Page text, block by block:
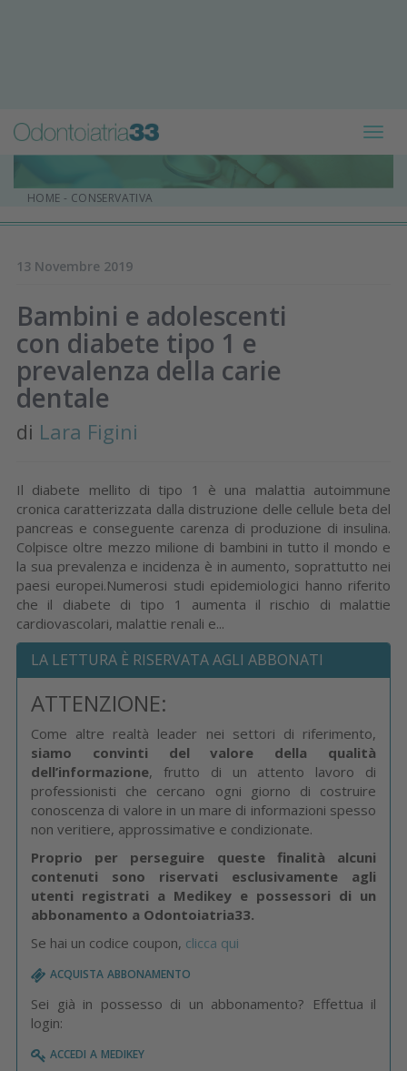
HOME - CONSERVATIVA
13 Novembre 2019
Bambini e adolescenti
con diabete tipo 1 e
prevalenza della carie
dentale
di Lara Figini
Il diabete mellito di tipo 1 è una malattia autoimmune
cronica caratterizzata dalla distruzione delle cellule beta del
pancreas e conseguente carenza di produzione di insulina.
Colpisce oltre mezzo milione di bambini in tutto il mondo e
la sua prevalenza e incidenza è in aumento, soprattutto nei
paesi europei.Numerosi studi epidemiologici hanno riferito
che il diabete di tipo 1 aumenta il rischio di malattie
cardiovascolari, malattie renali e...
LA LETTURA È RISERVATA AGLI ABBONATI
ATTENZIONE:
Come altre realtà leader nei settori di riferimento,
siamo convinti del valore della qualità
dell’informazione, frutto di un attento lavoro di
professionisti che cercano ogni giorno di costruire
conoscenza di valore in un mare di informazioni spesso
non veritiere, approssimative e condizionate.
Proprio per perseguire queste finalità alcuni
contenuti sono riservati esclusivamente agli
utenti registrati a Medikey e possessori di un
abbonamento a Odontoiatria33.
Se hai un codice coupon, clicca qui
acquista abbonamento
Sei già in possesso di un abbonamento? Effettua il
login:
accedi a medikey